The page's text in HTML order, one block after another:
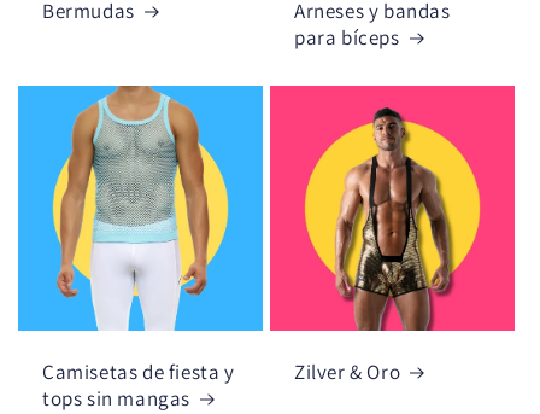
Bermudas
Arneses y bandas
para bíceps
Camisetas de fiesta y
tops sin mangas
Zilver & Oro